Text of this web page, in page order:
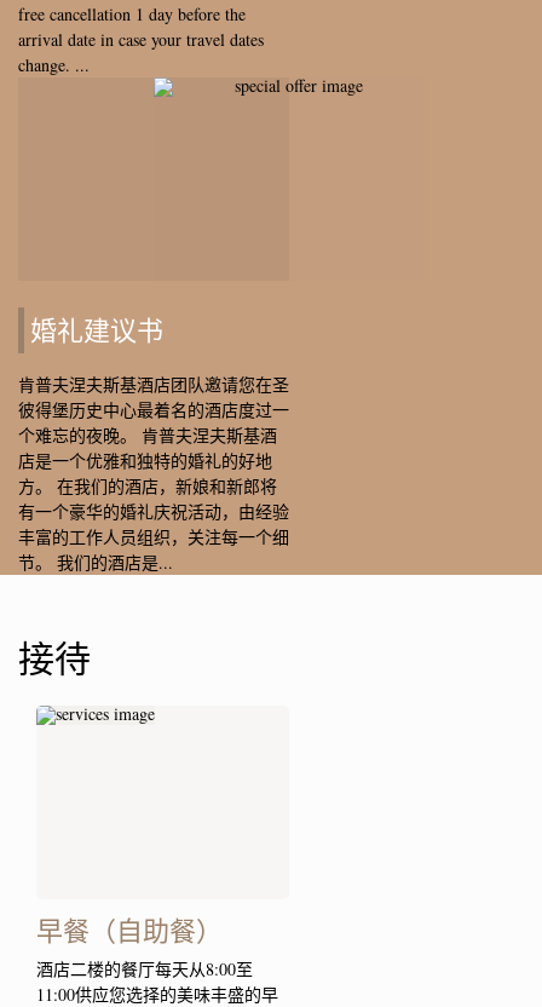
free cancellation 1 day before the
arrival date in case your travel dates
change. ...
婚礼建议书
肯普夫涅夫斯基酒店团队邀请您在圣
彼得堡历史中心最着名的酒店度过一
个难忘的夜晚。 肯普夫涅夫斯基酒
店是一个优雅和独特的婚礼的好地
方。 在我们的酒店，新娘和新郎将
有一个豪华的婚礼庆祝活动，由经验
丰富的工作人员组织，关注每一个细
节。 我们的酒店是...
接待
早餐（自助餐）
酒店二楼的餐厅每天从8:00至
11:00供应您选择的美味丰盛的早